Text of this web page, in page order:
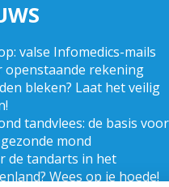
valse Infomedics-mails
openstaande rekening
bleken? Laat het veilig
tandvlees: de basis voor
mond
de tandarts in het
Wees op je hoede!